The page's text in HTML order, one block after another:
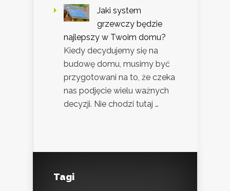
Jaki system
grzewczy będzie
najlepszy w Twoim domu?
Kiedy decydujemy się na
budowę domu, musimy być
przygotowani na to, że czeka
nas podjęcie wielu ważnych
decyzji. Nie chodzi tutaj …
Tagi